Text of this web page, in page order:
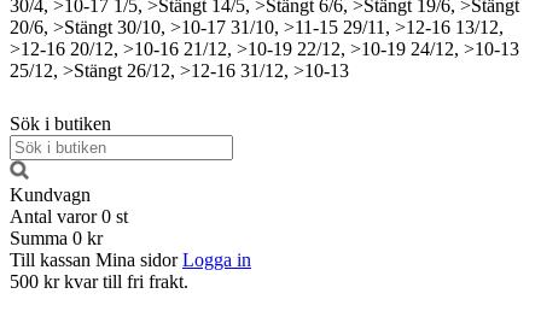
30/4, >10-17 1/5, >Stängt 14/5, >Stängt 6/6, >Stängt 19/6, >Stängt
20/6, >Stängt 30/10, >10-17 31/10, >11-15 29/11, >12-16 13/12,
>12-16 20/12, >10-16 21/12, >10-19 22/12, >10-19 24/12, >10-13
25/12, >Stängt 26/12, >12-16 31/12, >10-13
Sök i butiken
Kundvagn
Antal varor 0 st
Summa 0 kr
Till kassan Mina sidor Logga in
500 kr kvar till fri frakt.